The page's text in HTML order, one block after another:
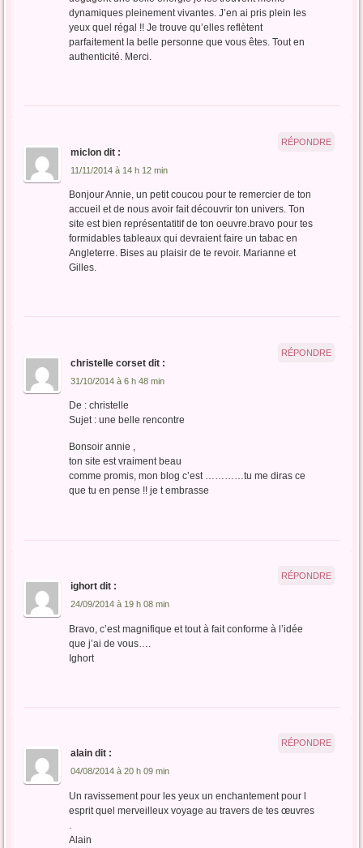
dynamiques pleinement vivantes. J’en ai pris plein les
yeux quel régal !! Je trouve qu’elles reflètent
parfaitement la belle personne que vous êtes. Tout en
authenticité. Merci.
miclon dit :
11/11/2014 à 14 h 12 min
Bonjour Annie, un petit coucou pour te remercier de ton
accueil et de nous avoir fait découvrir ton univers. Ton
site est bien représentatitif de ton oeuvre.bravo pour tes
formidables tableaux qui devraient faire un tabac en
Angleterre. Bises au plaisir de te revoir. Marianne et
Gilles.
RÉPONDRE
christelle corset dit :
31/10/2014 à 6 h 48 min
De : christelle
Sujet : une belle rencontre
Bonsoir annie ,
ton site est vraiment beau
comme promis, mon blog c’est …………tu me diras ce
que tu en pense !! je t embrasse
RÉPONDRE
ighort dit :
24/09/2014 à 19 h 08 min
Bravo, c’est magnifique et tout à fait conforme à l’idée
que j’ai de vous….
Ighort
RÉPONDRE
alain dit :
04/08/2014 à 20 h 09 min
Un ravissement pour les yeux un enchantement pour l
esprit quel merveilleux voyage au travers de tes œuvres
Alain
RÉPONDRE